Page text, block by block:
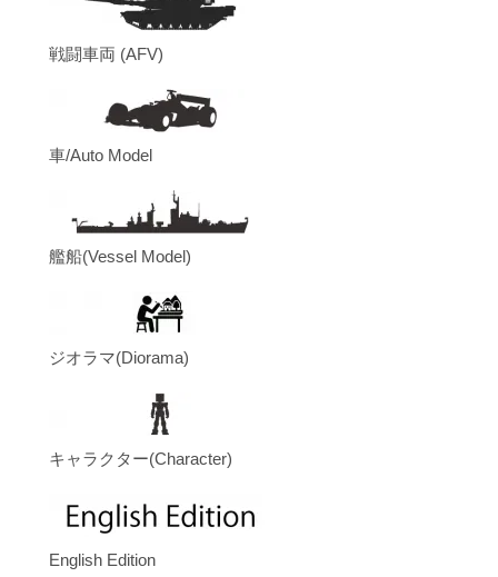
戦闘車両 (AFV)
車/Auto Model
艦船(Vessel Model)
ジオラマ(Diorama)
キャラクター(Character)
English Edition